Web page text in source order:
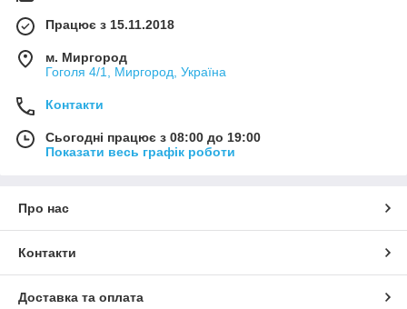
Працює з 15.11.2018
м. Миргород
Гоголя 4/1, Миргород, Україна
Контакти
Сьогодні працює з 08:00 до 19:00
Показати весь графік роботи
Про нас
Контакти
Доставка та оплата